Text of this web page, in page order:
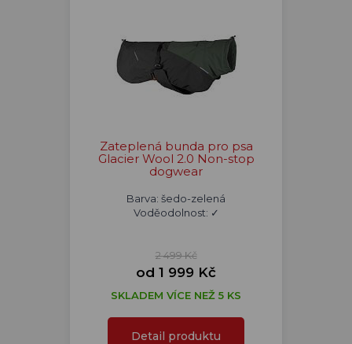
Zateplená bunda pro psa
Glacier Wool 2.0 Non-stop
dogwear
Barva: šedo-zelená
Voděodolnost: ✓
2 499 Kč
od 1 999 Kč
SKLADEM VÍCE NEŽ 5 KS
Detail produktu